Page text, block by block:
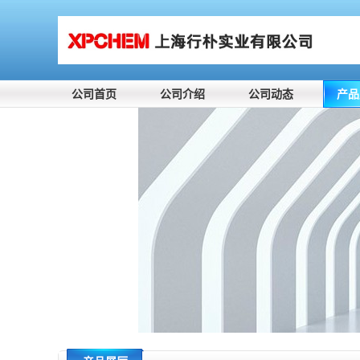
公司首页 公司介绍 公司动态 产